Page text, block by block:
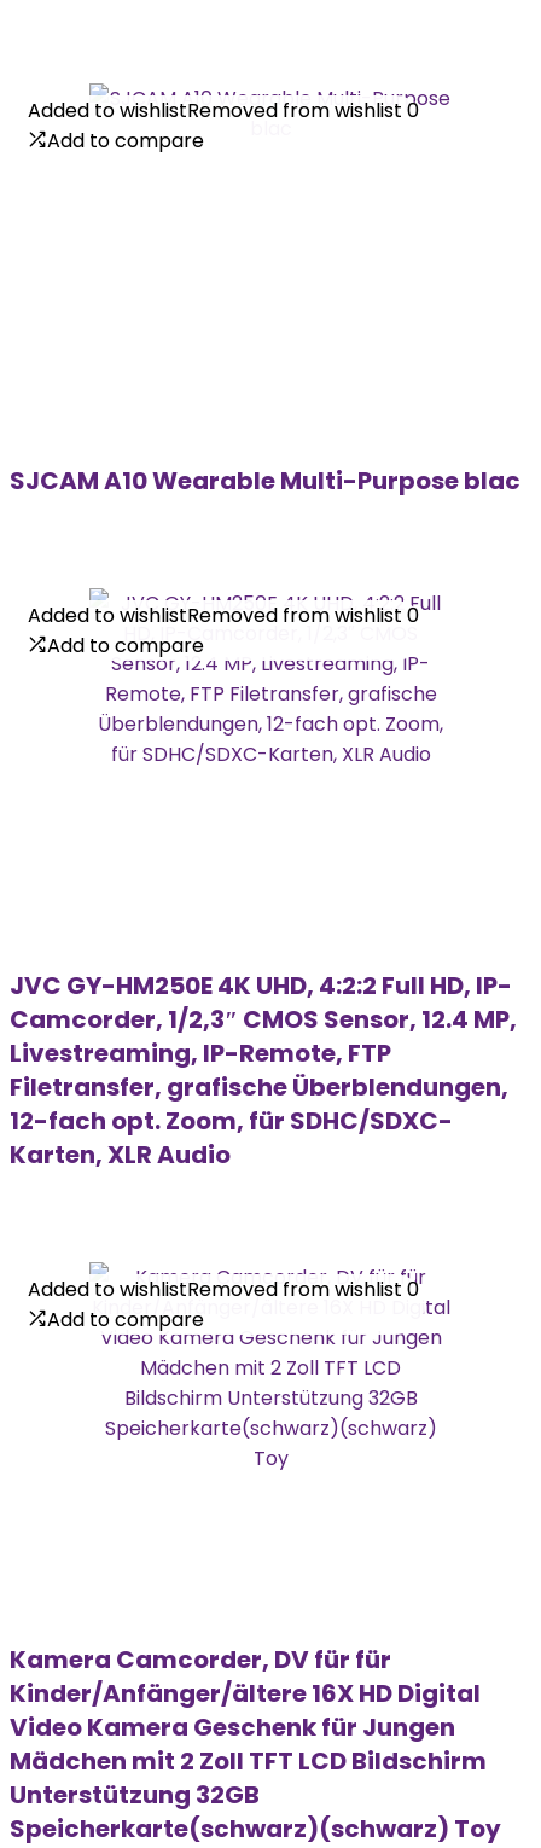
Added to wishlistRemoved from wishlist 0
Add to compare
SJCAM A10 Wearable Multi-Purpose blac
Added to wishlistRemoved from wishlist 0
Add to compare
Added to wishlistRemoved from wishlist 0
Add to compare
JVC GY-HM250E 4K UHD, 4:2:2 Full HD, IP-
Camcorder, 1/2,3″ CMOS Sensor, 12.4 MP,
Livestreaming, IP-Remote, FTP
Filetransfer, grafische Überblendungen,
12-fach opt. Zoom, für SDHC/SDXC-
Karten, XLR Audio
Added to wishlistRemoved from wishlist 0
Add to compare
Added to wishlistRemoved from wishlist 0
Add to compare
Kamera Camcorder, DV für für
Kinder/Anfänger/ältere 16X HD Digital
Video Kamera Geschenk für Jungen
Mädchen mit 2 Zoll TFT LCD Bildschirm
Unterstützung 32GB
Speicherkarte(schwarz)(schwarz) Toy
Added to wishlistRemoved from wishlist 0
Add to compare